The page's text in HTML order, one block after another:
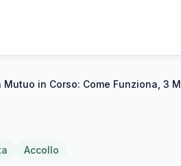
Mutuo in Corso: Come Funziona, 3
Accollo